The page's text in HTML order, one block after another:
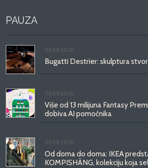
PAUZA
06.08.2026.
Bugatti Destrier: skulptura
06.08.2026.
Više od 13 milijuna Fantasy
dobiva AI pomoćnika
03.08.2026.
Od doma do doma: IKEA
KOMPISHÄNG, kolekciju koja